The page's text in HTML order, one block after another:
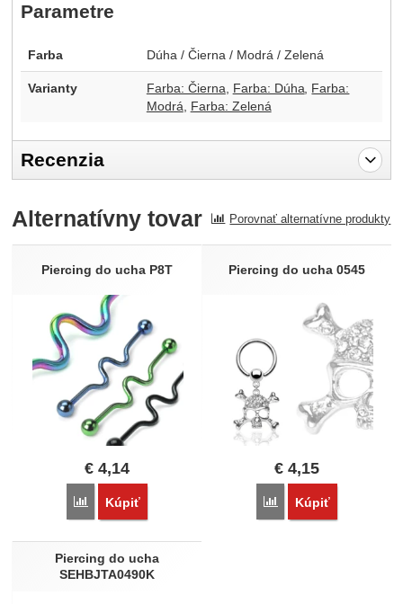
Parametre
Farba Dúha / Čierna / Modrá / Zelená
Varianty Farba: Čierna Farba: Dúha Farba:
Modrá
Farba: Zelená
Recenzia
Recenzia
Alternatívny tovar Porovnať alternatívne produkty
Piercing do ucha P8T
€ 4,14
Porovnať
Kúpiť
Piercing do ucha 0545
€4,15
Porovnať
Kúpiť
Piercing do ucha
SEHBJTA0490K